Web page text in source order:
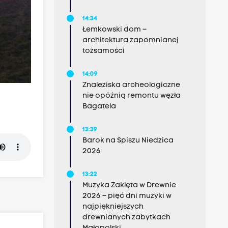
14:34
Łemkowski dom –
architektura zapomnianej
tożsamości
14:09
Znaleziska archeologiczne
nie opóźnią remontu węzła
Bagatela
13:39
Barok na Spiszu Niedzica
2026
13:22
Muzyka Zaklęta w Drewnie
2026 – pięć dni muzyki w
najpiękniejszych
drewnianych zabytkach